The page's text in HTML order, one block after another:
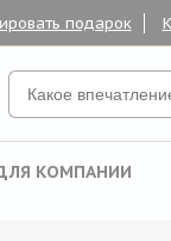
подарок
КОМПАНИИ